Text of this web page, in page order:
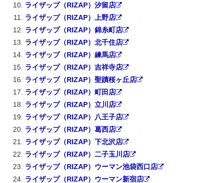
ライザップ（RIZAP）汐留店
ライザップ（RIZAP）上野店
ライザップ（RIZAP）錦糸町店
ライザップ（RIZAP）北千住店
ライザップ（RIZAP）練馬店
ライザップ（RIZAP）吉祥寺店
ライザップ（RIZAP）聖蹟桜ヶ丘店
ライザップ（RIZAP）町田店
ライザップ（RIZAP）立川店
ライザップ（RIZAP）八王子店
ライザップ（RIZAP）葛西店
ライザップ（RIZAP）下北沢店
ライザップ（RIZAP）二子玉川店
ライザップ（RIZAP）ウーマン池袋西口店
ライザップ（RIZAP）ウーマン新宿店